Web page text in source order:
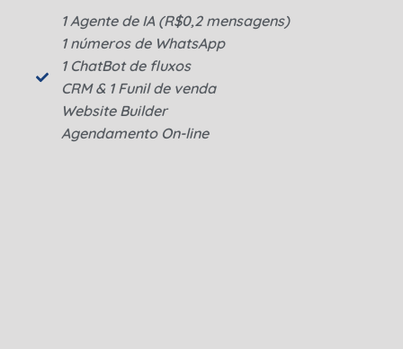
1 Agente de IA (R$0,2 mensagens)
1 números de WhatsApp
1 ChatBot de fluxos
CRM & 1 Funil de venda
Website Builder
Agendamento On-line